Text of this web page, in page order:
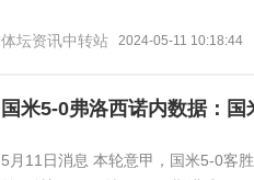
体坛资讯中转站 2024-05-11 10:18:44
国米5-0弗洛西诺内数据：
5月11日消息 本轮意甲，国米5-0客